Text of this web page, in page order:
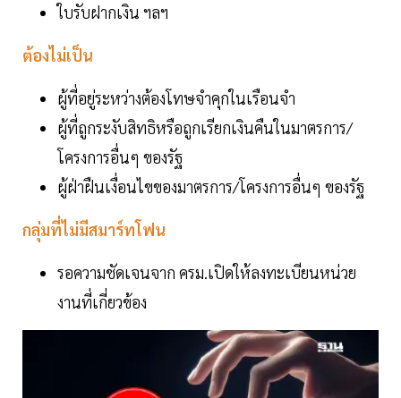
ใบรับฝากเงิน ฯลฯ
ต้องไม่เป็น
ผู้ที่อยู่ระหว่างต้องโทษจำคุกในเรือนจำ
ผู้ที่ถูกระงับสิทธิหรือถูกเรียกเงินคืนในมาตรการ/
โครงการอื่นๆ ของรัฐ
ผู้ฝ่าฝืนเงื่อนไขของมาตรการ/โครงการอื่นๆ ของรัฐ
กลุ่มที่ไม่มีสมาร์ทโฟน
รอความชัดเจนจาก ครม.เปิดให้ลงทะเบียนหน่วย
งานที่เกี่ยวข้อง